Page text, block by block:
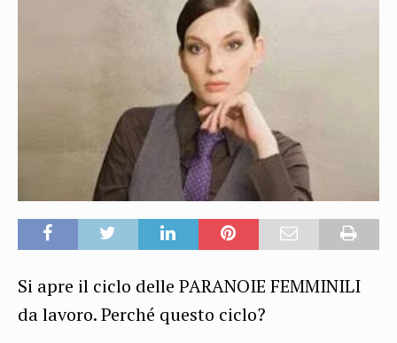
Si apre il ciclo delle PARANOIE FEMMINILI
da lavoro. Perché questo ciclo?